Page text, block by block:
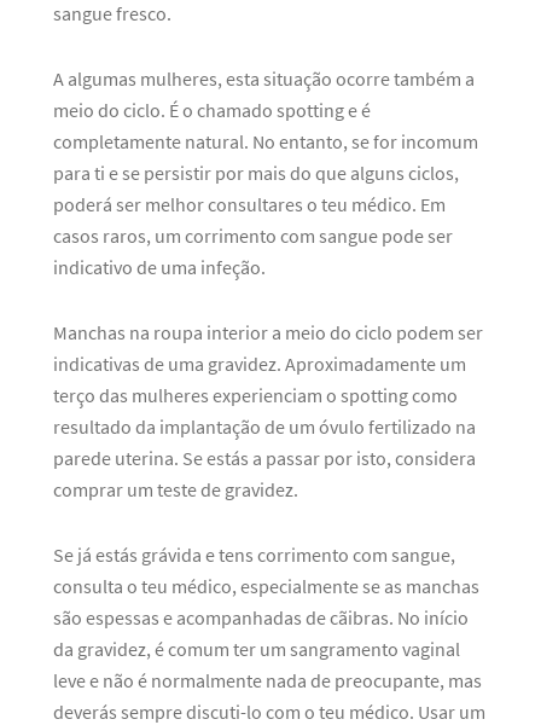
sangue fresco.
A algumas mulheres, esta situação ocorre também a
meio do ciclo. É o chamado spotting e é
completamente natural. No entanto, se for incomum
para ti e se persistir por mais do que alguns ciclos,
poderá ser melhor consultares o teu médico. Em
casos raros, um corrimento com sangue pode ser
indicativo de uma infeção.
Manchas na roupa interior a meio do ciclo podem ser
indicativas de uma gravidez. Aproximadamente um
terço das mulheres experienciam o spotting como
resultado da implantação de um óvulo fertilizado na
parede uterina. Se estás a passar por isto, considera
comprar um teste de gravidez.
Se já estás grávida e tens corrimento com sangue,
consulta o teu médico, especialmente se as manchas
são espessas e acompanhadas de cãibras. No início
da gravidez, é comum ter um sangramento vaginal
leve e não é normalmente nada de preocupante, mas
deverás sempre discuti-lo com o teu médico. Usar um